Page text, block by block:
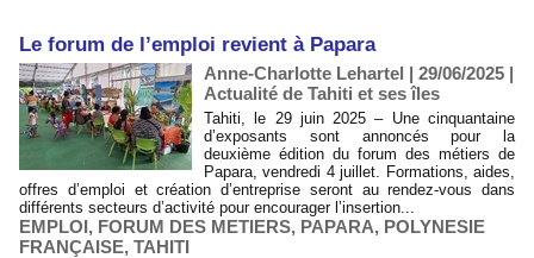
​Le forum de l’emploi revient à Papara
Anne-Charlotte Lehartel | 29/06/2025 |
Actualité de Tahiti et ses îles
Tahiti, le 29 juin 2025 – Une cinquantaine
d’exposants sont annoncés pour la
deuxième édition du forum des métiers de
Papara, vendredi 4 juillet. Formations, aides,
offres d’emploi et création d’entreprise seront au rendez-vous dans
différents secteurs d’activité pour encourager l’insertion...
EMPLOI, FORUM DES METIERS, PAPARA, POLYNESIE
FRANÇAISE, TAHITI